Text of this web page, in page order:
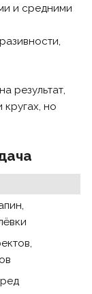
и средними
результат,
кругах, но